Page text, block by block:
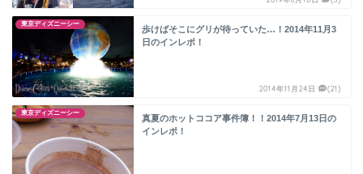
東京ディズニーシー
歩けばそこにグリが待っていた…！2014年11月3
日のインレポ！
2014年11月24日 (21)
東京ディズニーシー
真夏のホットココア事件簿！！2014年7月13日の
インレポ！